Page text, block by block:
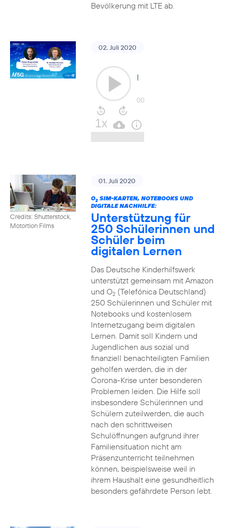
Bevölkerung mit LTE ab.
02. Juli 2020
Credits: Shutterstock,
Motortion Films
01. Juli 2020
O2SIM-KARTEN, NOTEBOOKS UND
DIGITALE NACHHILFE:
Unterstützung für
250 Schülerinnen und
Schüler beim
digitalen Lernen
Das Deutsche Kinderhilfswerk
unterstützt gemeinsam mit Amazon
und O2(Telefónica Deutschland)
250 Schülerinnen und Schüler mit
Notebooks und kostenlosem
Internetzugang beim digitalen
Lernen. Damit soll Kindern und
Jugendlichen aus sozial und
finanziell benachteiligten Familien
geholfen werden, die in der
Corona-Krise unter besonderen
Problemen leiden. Die Hilfe soll
insbesondere Schülerinnen und
Schülern zuteilwerden, die auch
nach den schrittweisen
Schulöffnungen aufgrund ihrer
Familiensituation nicht am
Präsenzunterricht teilnehmen
können, beispielsweise weil in
ihrem Haushalt eine gesundheitlich
besonders gefährdete Person lebt.